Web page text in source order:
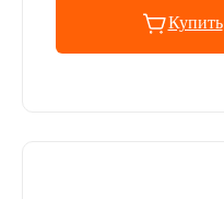
Купить